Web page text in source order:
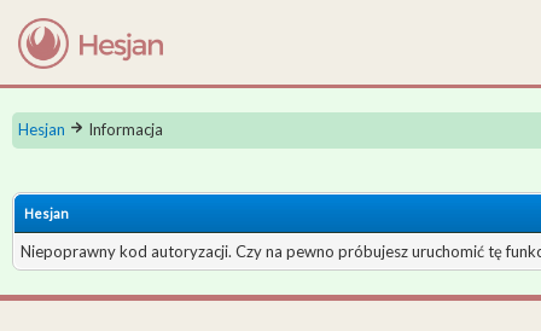
Hesjan Informacja
Hesjan
Niepoprawny kod autoryzacji. Czy na pewno próbujesz uruchomić tę